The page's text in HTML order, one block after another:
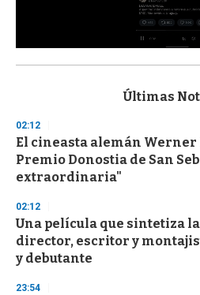
s
d
s
o
f
3
s
e
c
o
n
d
s
Últimas
02:12
El cineasta alemán
Premio Donostia de San
extraordinaria"
02:12
Una película que sintetiza
director, escritor y
y debutante
23:54